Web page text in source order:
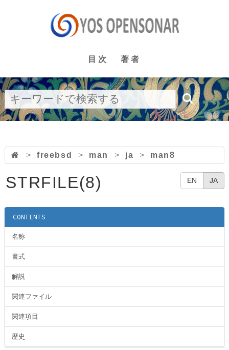
目次 著者
> freebsd > man > ja > man8
EN JA
STRFILE(8)
CONTENTS
名称
書式
解説
関連ファイル
関連項目
歴史